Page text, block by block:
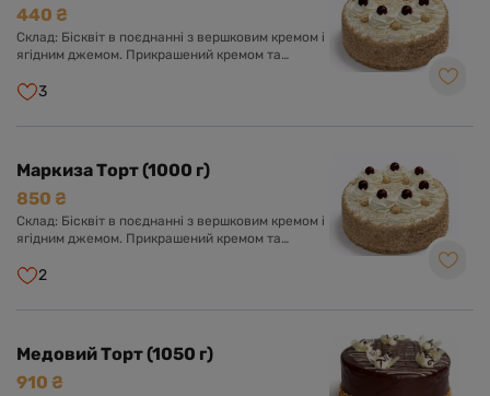
440 ₴
Склад: Бісквіт в поєднанні з вершковим кремом і
ягідним джемом. Прикрашений кремом та
3
Маркиза Торт (1000 г)
850 ₴
Склад: Бісквіт в поєднанні з вершковим кремом і
ягідним джемом. Прикрашений кремом та
2
Медовий Торт (1050 г)
910 ₴